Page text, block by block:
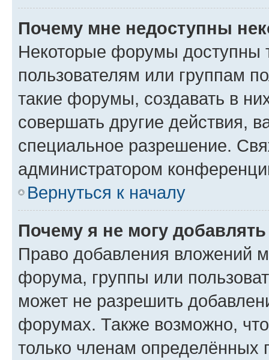
Почему мне недоступны
Некоторые форумы доступны
пользователям или группам
такие форумы, создавать в
совершать другие действия,
специальное разрешение.
администратором
Вернуться к началу
Почему я не могу
Право добавления вложений
форума, группы или
может не разрешить
форумах. Также возможно,
только членам определённых